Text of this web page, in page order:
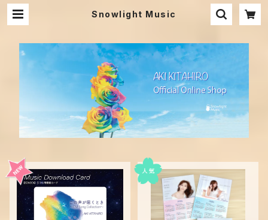
Snowlight Music